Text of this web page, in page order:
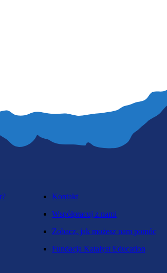
Kontakt
Współpracuj z nami
Zobacz, jak możesz nam pomóc
Fundacja Katalyst Education